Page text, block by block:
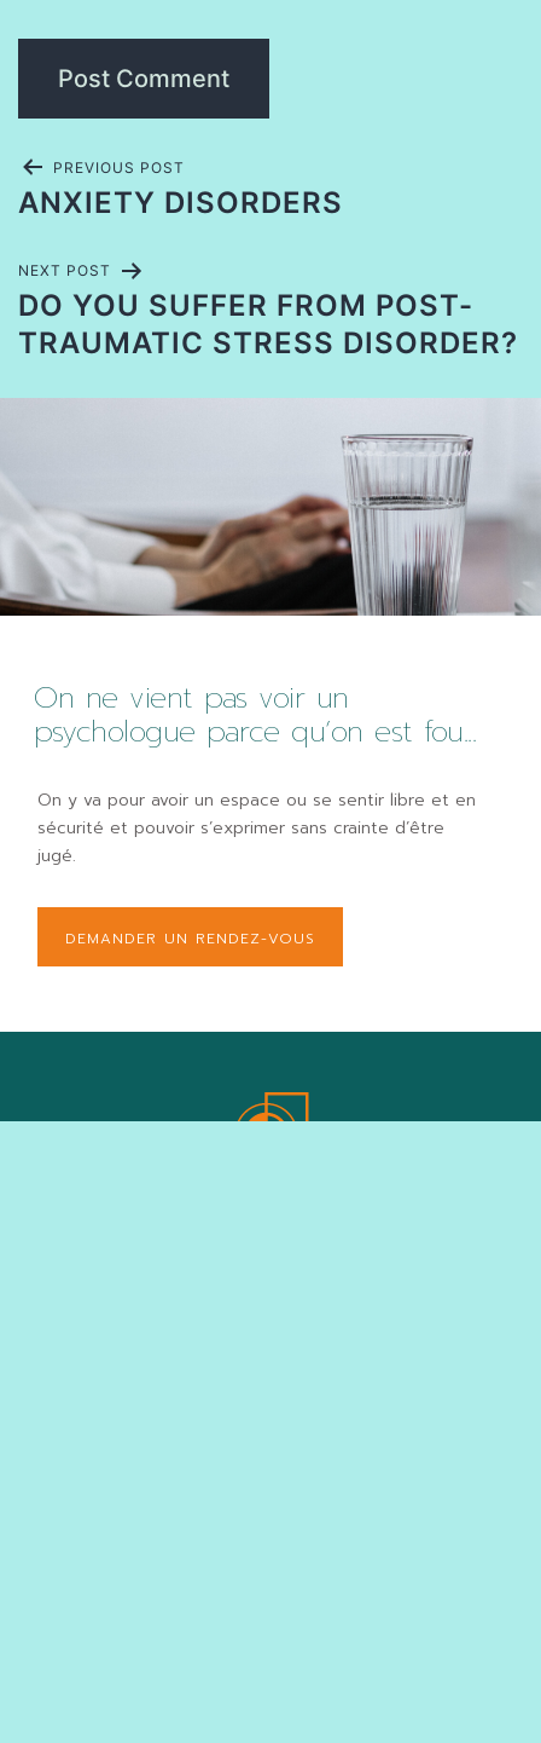
PREVIOUS POST
ANXIETY DISORDERS
NEXT POST
DO YOU SUFFER FROM POST-
TRAUMATIC STRESS DISORDER?
On ne vient pas voir un
psychologue parce qu’on est fou...
On y va pour avoir un espace ou se sentir libre et en
sécurité et pouvoir s’exprimer sans crainte d’être
jugé.
DEMANDER UN RENDEZ-VOUS